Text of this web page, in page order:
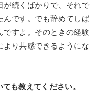
が続くばかりで、それで
んです。でも辞めてしば
ですよ。そのときの経験
より共感できるようにな
も教えてください。